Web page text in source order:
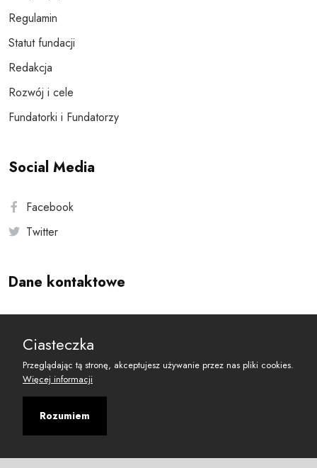
Regulamin
Statut fundacji
Redakcja
Rozwój i cele
Fundatorki i Fundatorzy
Social Media
Facebook
Twitter
Dane kontaktowe
reset@resetobywatelski.pl
Ciasteczka
Przeglądając tą stronę, akceptujesz używanie przez nas pliki cookies.
Więcej informacji
Rozumiem